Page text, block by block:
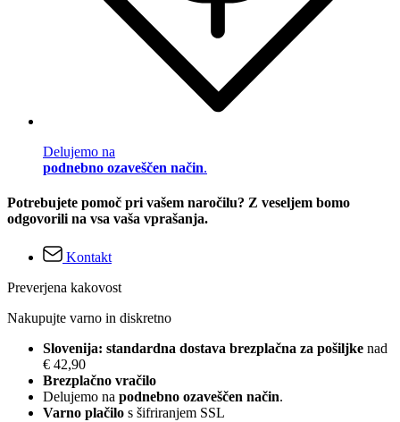
Delujemo na
podnebno ozaveščen način.
Potrebujete pomoč pri vašem naročilu? Z veseljem bomo
odgovorili na vsa vaša vprašanja.
Kontakt
Preverjena kakovost
Nakupujte varno in diskretno
Slovenija: standardna dostava brezplačna za pošiljke nad
€ 42,90
Brezplačno vračilo
Delujemo na podnebno ozaveščen način.
Varno plačilo s šifriranjem SSL